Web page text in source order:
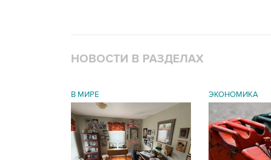
НОВОСТИ В РАЗДЕЛАХ
В МИРЕ ЭКОНОМИКА